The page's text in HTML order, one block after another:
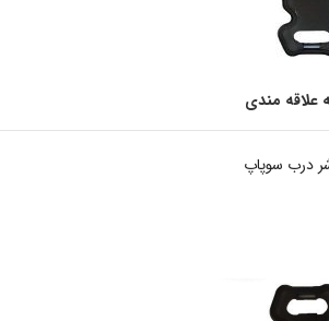
علاقه مندی
درب سوپاپ